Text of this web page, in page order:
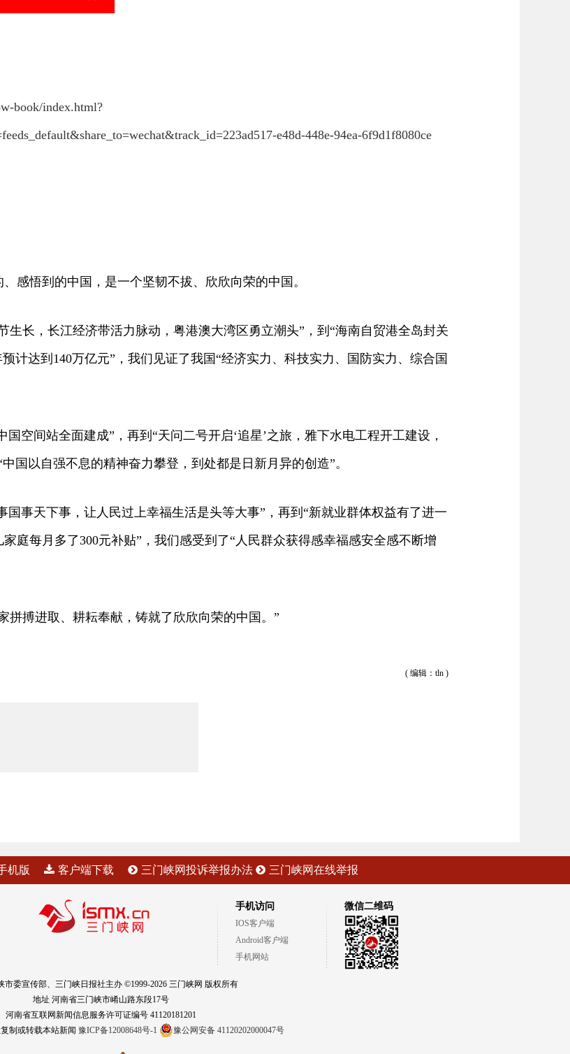
book/index.html?
e48d-448e-94ea-6f9d1f8080ce
悟到的中国，是一个坚韧不拔、欣欣向荣的中国。
长，长江经济带活力脉动，粤港澳大湾区勇立潮头”，到“海南自贸港全岛封关
计达到140万亿元”，我们见证了我国“经济实力、科技实力、国防实力、综合国
间站全面建成”，再到“天问二号开启‘追星’之旅，雅下水电工程开工建设，
国以自强不息的精神奋力攀登，到处都是日新月异的创造”。
事天下事，让人民过上幸福生活是头等大事”，再到“新就业群体权益有了进一
庭每月多了300元补贴”，我们感受到了“人民群众获得感幸福感安全感不断增
搏进取、耕耘奉献，铸就了欣欣向荣的中国。”
( 编辑：tln )
机版 客户端下载 三门峡网投诉举报办法 三门峡网在线举报
手机访问
IOS客户端
Android客户端
手机网站
微信二维码
市委宣传部、三门峡日报社主办 ©1999-2026 三门峡网 版权所有
地址 河南省三门峡市崤山路东段17号
河南省互联网新闻信息服务许可证编号 41120181201
制或转载本站新闻 豫ICP备12008648号-1 豫公网安备 41120202000047号